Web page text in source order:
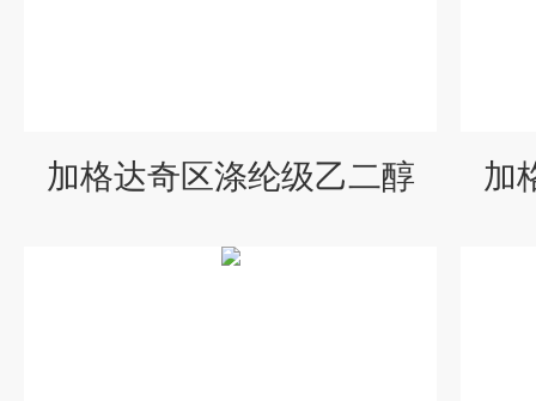
加格达奇区涤纶级乙二醇 加